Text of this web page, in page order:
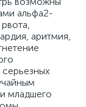
альфа2-
аритмия,
младшего